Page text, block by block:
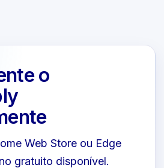
o
Web Store ou Edge
gratuito disponível.